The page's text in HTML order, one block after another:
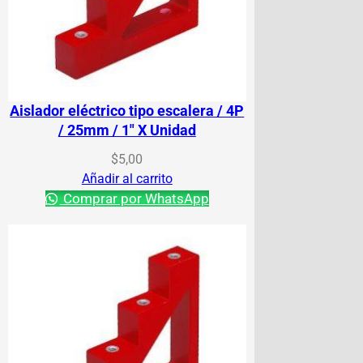
Aislador eléctrico tipo escalera / 4P
/ 25mm / 1″ X Unidad
$5,00
Añadir al carrito
Comprar por WhatsApp